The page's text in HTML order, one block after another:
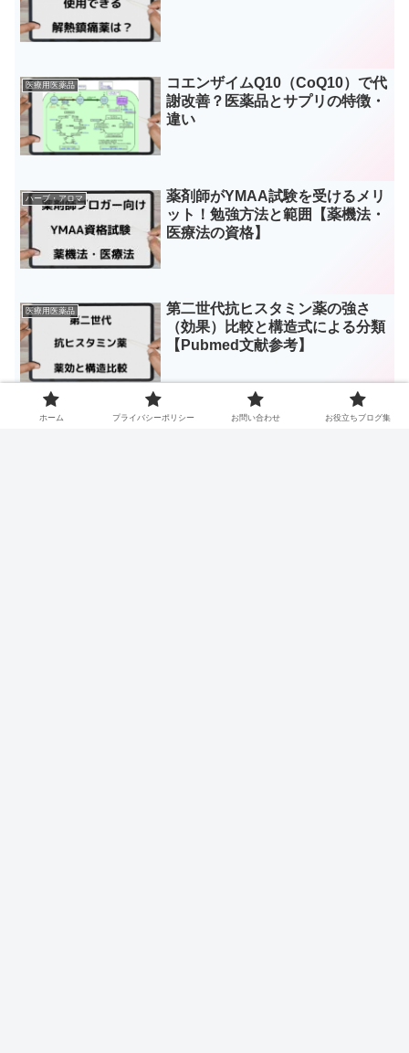
医療用医薬品
コエンザイムQ10（CoQ10）で代
謝改善？医薬品とサプリの特徴・
違い
ハーブ・アロマ
薬剤師がYMAA試験を受けるメリ
ット！勉強方法と範囲【薬機法・
医療法の資格】
医療用医薬品
第二世代抗ヒスタミン薬の強さ
（効果）比較と構造式による分類
【Pubmed文献参考】
医療用医薬品
L-カルニチンで脂肪代謝改善？役
ホーム プライバシーポリシー お問い合わせ お役立ちブログ集